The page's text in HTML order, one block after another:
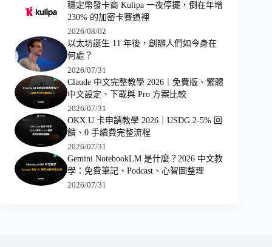
穩定幣發卡商 Kulipa 一夜停擺，倒在年增
230% 的加密卡賽道裡
2026/08/02
以太坊誕生 11 年後，創辦人們如今身在
何處？
2026/07/31
Claude 中文完整教學 2026｜免費版、繁體
中文設定、下載與 Pro 方案比較
2026/07/31
OKX U 卡申請教學 2026｜USDG 2-5% 回
饋、0 手續費完整流程
2026/07/31
Gemini NotebookLM 是什麼？2026 中文教
學：免費筆記、Podcast、心智圖整理
2026/07/31